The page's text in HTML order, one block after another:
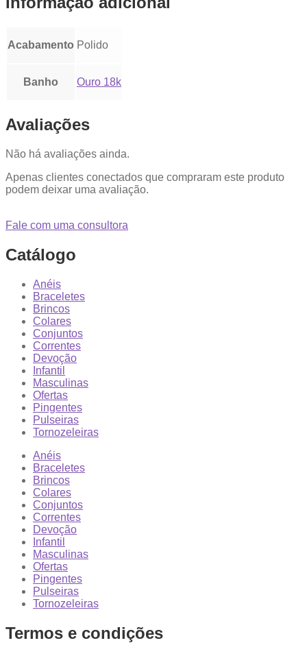
Acabamento Polido
Banho Ouro 18k
Avaliações
Não há avaliações ainda.
Apenas clientes conectados que compraram este produto
podem deixar uma avaliação.
Fale com uma consultora
Catálogo
Anéis
Braceletes
Brincos
Colares
Conjuntos
Correntes
Devoção
Infantil
Masculinas
Ofertas
Pingentes
Pulseiras
Tornozeleiras
Anéis
Braceletes
Brincos
Colares
Conjuntos
Correntes
Devoção
Infantil
Masculinas
Ofertas
Pingentes
Pulseiras
Tornozeleiras
Termos e condições